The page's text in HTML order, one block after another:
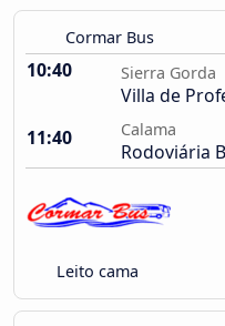
Cormar Bus
10:40 Sierra Gorda
Villa de
11:40
Calama
Rodoviária
Leito cama